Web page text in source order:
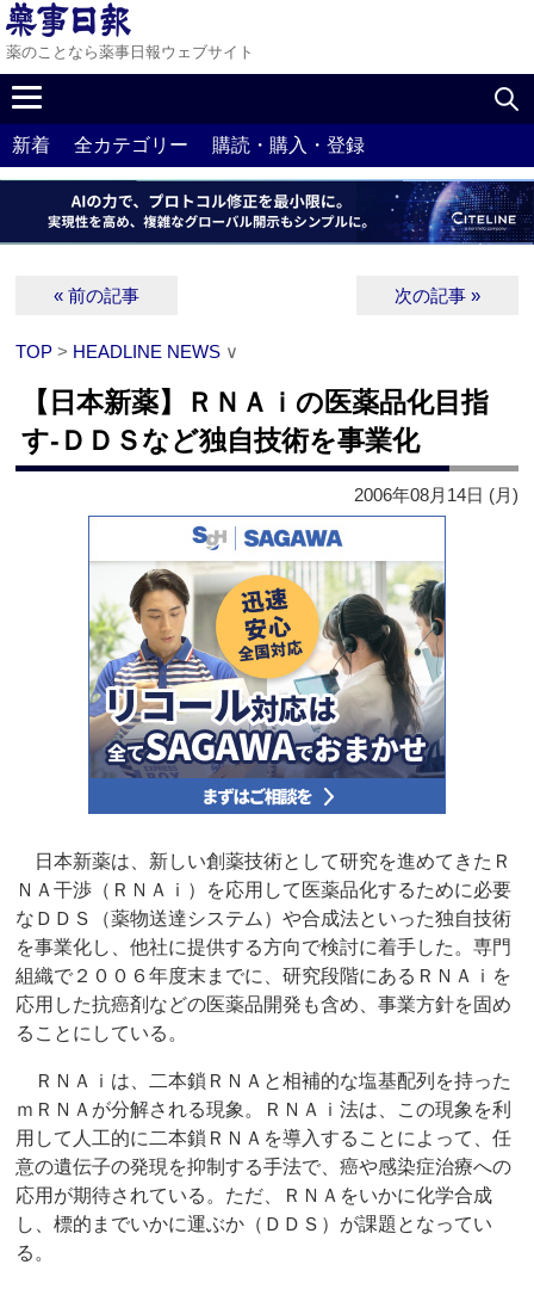
薬のことなら薬事日報ウェブサイト
新着 全カテゴリー 購読・購入・登録
« 前の記事 次の記事 »
TOP > HEADLINE NEWS ∨
【日本新薬】ＲＮＡｉの医薬品化目指
す‐ＤＤＳなど独自技術を事業化
2006年08月14日 (月)
日本新薬は、新しい創薬技術として研究を進めてきたＲ
ＮＡ干渉（ＲＮＡｉ）を応用して医薬品化するために必要
なＤＤＳ（薬物送達システム）や合成法といった独自技術
を事業化し、他社に提供する方向で検討に着手した。専門
組織で２００６年度末までに、研究段階にあるＲＮＡｉを
応用した抗癌剤などの医薬品開発も含め、事業方針を固め
ることにしている。
ＲＮＡｉは、二本鎖ＲＮＡと相補的な塩基配列を持った
ｍＲＮＡが分解される現象。ＲＮＡｉ法は、この現象を利
用して人工的に二本鎖ＲＮＡを導入することによって、任
意の遺伝子の発現を抑制する手法で、癌や感染症治療への
応用が期待されている。ただ、ＲＮＡをいかに化学合成
し、標的までいかに運ぶか（ＤＤＳ）が課題となってい
る。